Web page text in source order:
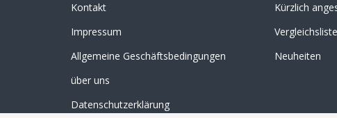
Kontakt
Impressum
Allgemeine Geschäftsbedingungen
über uns
Datenschutzerklärung
Kürzlich
Vergleichsliste
Neuheiten